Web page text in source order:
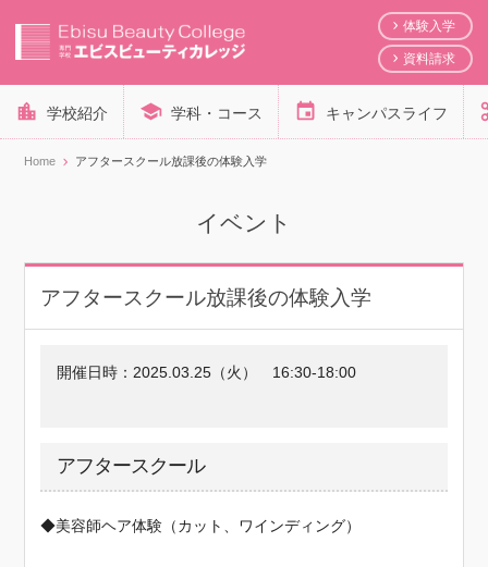
体験入学
資料請求
学校紹介 学科・コース キャンパスライフ
Home アフタースクール放課後の体験入学
イベント
アフタースクール放課後の体験入学
開催日時： 2025.03.25（火） 16:30-18:00
アフタースクール
◆美容師ヘア体験（カット、ワインディング）